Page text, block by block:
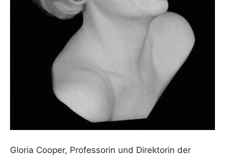
Gloria Cooper, Professorin und Direktorin der